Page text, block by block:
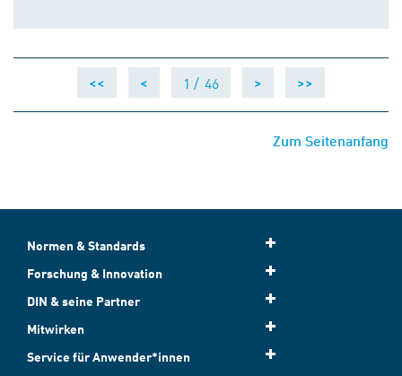
<< < 1 / 46 > >>
Zum Seitenanfang
Normen & Standards
Forschung & Innovation
DIN & seine Partner
Mitwirken
Service für Anwender*innen